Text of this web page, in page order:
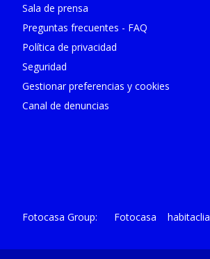
Sala de prensa
Preguntas frecuentes - FAQ
Política de privacidad
Seguridad
Gestionar preferencias y cookies
Canal de denuncias
Fotocasa Group Fotocasa habitaclia